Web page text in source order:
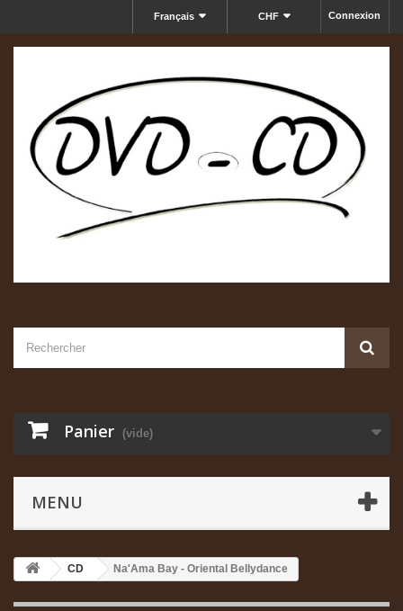
Connexion
CHF
Français
Panier (vide)
MENU
CD Na'Ama Bay - Oriental Bellydance